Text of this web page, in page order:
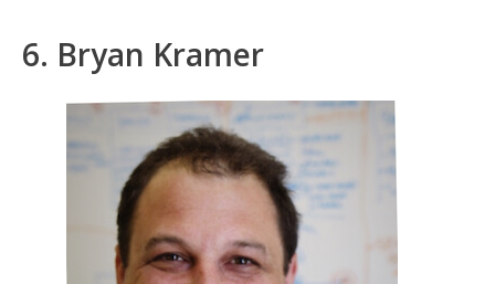
6. Bryan Kramer